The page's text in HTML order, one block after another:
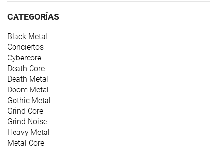
CATEGORÍAS
Black Metal
Conciertos
Cybercore
Death Core
Death Metal
Doom Metal
Gothic Metal
Grind Core
Grind Noise
Heavy Metal
Metal Core